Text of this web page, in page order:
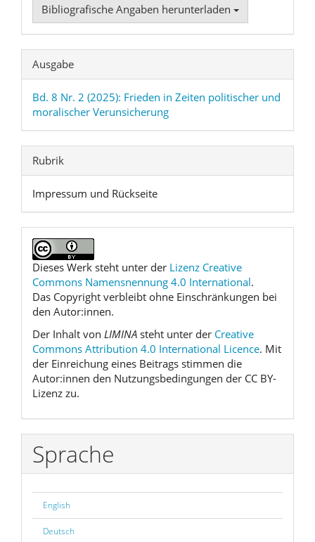
Bibliografische Angaben herunterladen
Ausgabe
Bd. 8 Nr. 2 (2025): Frieden in Zeiten politischer und
moralischer Verunsicherung
Rubrik
Impressum und Rückseite
Dieses Werk steht unter der Lizenz Creative
Commons Namensnennung 4.0 International.
Das Copyright verbleibt ohne Einschränkungen bei
den Autor:innen.
Der Inhalt von LIMINA steht unter der Creative
Commons Attribution 4.0 International Licence. Mit
der Einreichung eines Beitrags stimmen die
Autor:innen den Nutzungsbedingungen der CC BY-
Lizenz zu.
Sprache
English
Deutsch